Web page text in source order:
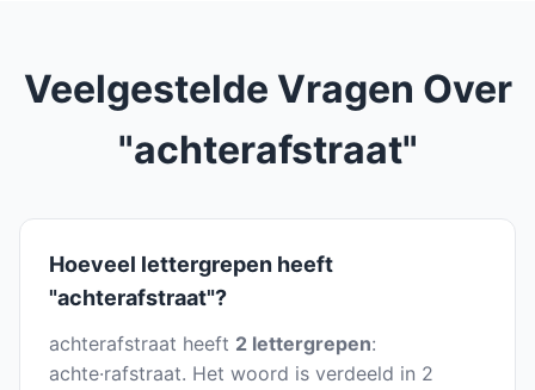
Veelgestelde Vragen Over
"achterafstraat"
Hoeveel lettergrepen heeft
"achterafstraat"?
achterafstraat heeft 2 lettergrepen:
achte·rafstraat. Het woord is verdeeld in 2